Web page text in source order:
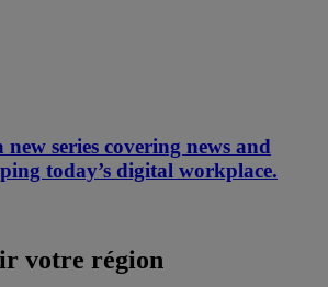
series covering news and
today’s digital workplace.
votre région